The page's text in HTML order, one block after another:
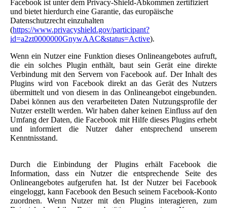
Facebook ist unter dem Privacy-Shield-Abkommen zertifiziert
und bietet hierdurch eine Garantie, das europäische
Datenschutzrecht einzuhalten
(https://www.privacyshield.gov/participant?
id=a2zt0000000GnywAAC&status=Active).
Wenn ein Nutzer eine Funktion dieses Onlineangebotes aufruft,
die ein solches Plugin enthält, baut sein Gerät eine direkte
Verbindung mit den Servern von Facebook auf. Der Inhalt des
Plugins wird von Facebook direkt an das Gerät des Nutzers
übermittelt und von diesem in das Onlineangebot eingebunden.
Dabei können aus den verarbeiteten Daten Nutzungsprofile der
Nutzer erstellt werden. Wir haben daher keinen Einfluss auf den
Umfang der Daten, die Facebook mit Hilfe dieses Plugins erhebt
und informiert die Nutzer daher entsprechend unserem
Kenntnisstand.
Durch die Einbindung der Plugins erhält Facebook die
Information, dass ein Nutzer die entsprechende Seite des
Onlineangebotes aufgerufen hat. Ist der Nutzer bei Facebook
eingeloggt, kann Facebook den Besuch seinem Facebook-Konto
zuordnen. Wenn Nutzer mit den Plugins interagieren, zum